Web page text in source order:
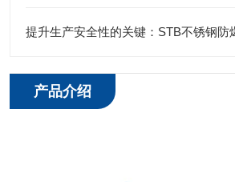
提升生产安全性的关键：STB不锈钢防
产品介绍